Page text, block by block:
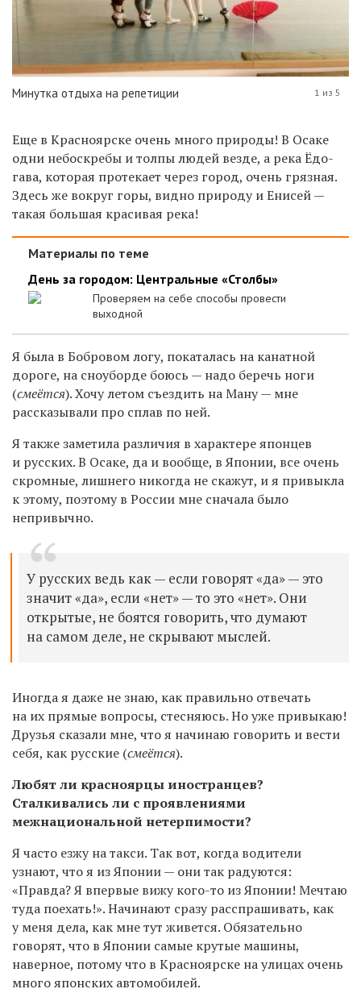
Минутка отдыха на репетиции 1 из 5
Еще в Красноярске очень много природы! В Осаке
одни небоскребы и толпы людей везде, а река Ёдо-
гава, которая протекает через город, очень грязная.
Здесь же вокруг горы, видно природу и Енисей —
такая большая красивая река!
Материалы по теме
День за городом: Центральные «Столбы»
Проверяем на себе способы провести
выходной
Я была в Бобровом логу, покаталась на канатной
дороге, на сноуборде боюсь — надо беречь ноги
(смеётся). Хочу летом съездить на Ману — мне
рассказывали про сплав по ней.
Я также заметила различия в характере японцев
и русских. В Осаке, да и вообще, в Японии, все очень
скромные, лишнего никогда не скажут, и я привыкла
к этому, поэтому в России мне сначала было
непривычно.
У русских ведь как — если говорят «да» — это
значит «да», если «нет» — то это «нет». Они
открытые, не боятся говорить, что думают
на самом деле, не скрывают мыслей.
Иногда я даже не знаю, как правильно отвечать
на их прямые вопросы, стесняюсь. Но уже привыкаю!
Друзья сказали мне, что я начинаю говорить и вести
себя, как русские (смеётся).
Любят ли красноярцы иностранцев?
Сталкивались ли с проявлениями
межнациональной нетерпимости?
Я часто езжу на такси. Так вот, когда водители
узнают, что я из Японии — они так радуются:
«Правда? Я впервые вижу кого-то из Японии! Мечтаю
туда поехать!». Начинают сразу расспрашивать, как
у меня дела, как мне тут живется. Обязательно
говорят, что в Японии самые крутые машины,
наверное, потому что в Красноярске на улицах очень
много японских автомобилей.